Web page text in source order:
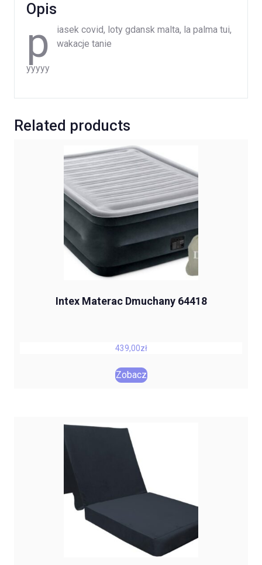
Opis
p
iasek covid, loty gdansk malta, la palma tui,
wakacje tanie
yyyyy
Related products
Intex Materac Dmuchany 64418
439,00zł
Zobacz